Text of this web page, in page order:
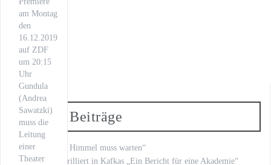
am Montag
den
16.12.2019
auf ZDF
um 20:15
Uhr
Gundula
(Andrea
Sawatzki)
muss die
Leitung
einer
Theater
Neueste Beiträge
„Fritzie – Der Himmel muss warten“
Kilian Land brilliert in Kafkas „Ein Bericht für eine Akademie“